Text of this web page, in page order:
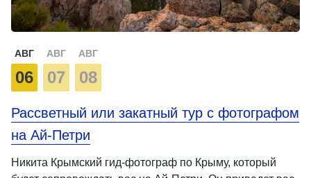
АВГ
06
АВГ
07
АВГ
08
Рассветный или закатный тур с фотографом
на Ай-Петри
Никита Крымский гид-фотограф по Крыму, который